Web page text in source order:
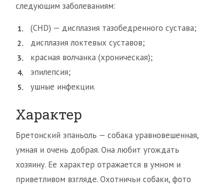
следующим заболеваниям:
(CHD) — дисплазия тазобедренного сустава;
дисплазия локтевых суставов;
красная волчанка (хроническая);
эпилепсия;
ушные инфекции.
Характер
Бретонский эпаньоль — собака уравновешенная,
умная и очень добрая. Она любит угождать
хозяину. Ее характер отражается в умном и
приветливом взгляде. Охотничьи собаки, фото